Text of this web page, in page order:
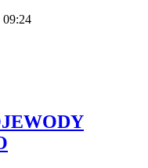
09:24